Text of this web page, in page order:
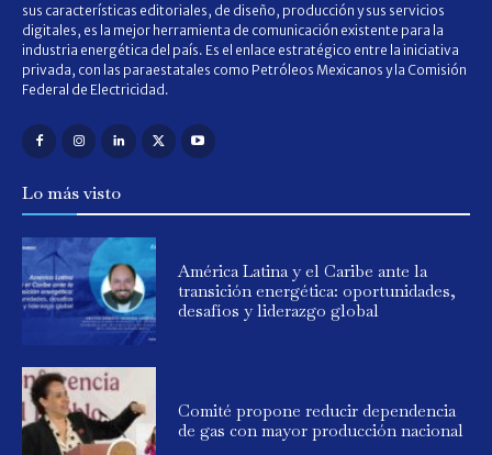
sus características editoriales, de diseño, producción y sus servicios
digitales, es la mejor herramienta de comunicación existente para la
industria energética del país. Es el enlace estratégico entre la iniciativa
privada, con las paraestatales como Petróleos Mexicanos y la Comisión
Federal de Electricidad.
Lo más visto
América Latina y el Caribe ante la
transición energética: oportunidades,
desafíos y liderazgo global
Comité propone reducir dependencia
de gas con mayor producción nacional